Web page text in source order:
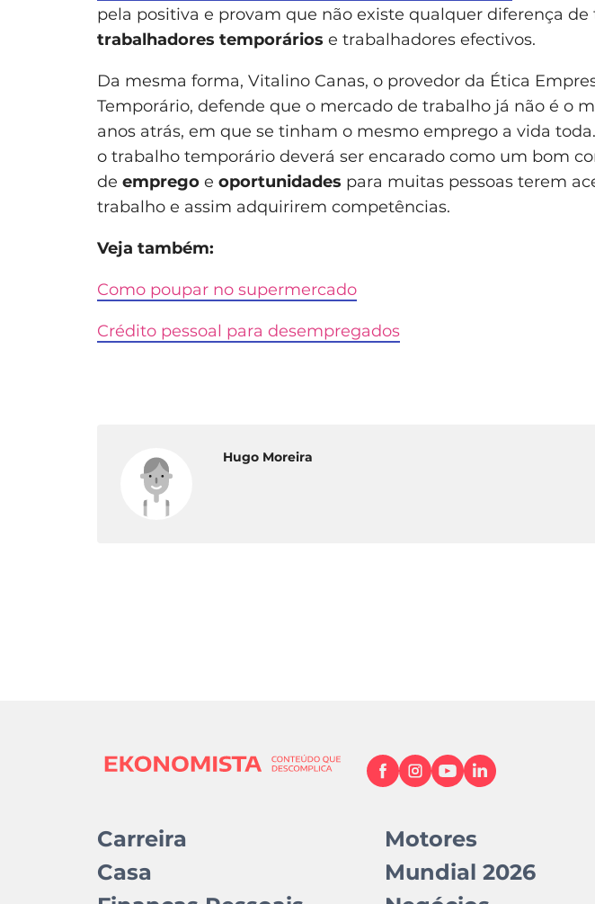
pela positiva e provam que não existe qualquer diferença
trabalhadores temporários e trabalhadores efectivos.
Da mesma forma, Vitalino Canas, o provedor da Ética
Temporário, defende que o mercado de trabalho já não é o
anos atrás, em que se tinham o mesmo emprego a vida
o trabalho temporário deverá ser encarado como um bom
de emprego e oportunidades para muitas pessoas terem
trabalho e assim adquirirem competências.
Veja também:
Como poupar no supermercado
Crédito pessoal para desempregados
Hugo Moreira
Carreira
Casa
Motores
Mundial 2026